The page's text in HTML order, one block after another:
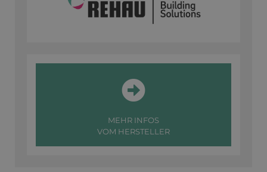
MEHR INFOS
VOM HERSTELLER